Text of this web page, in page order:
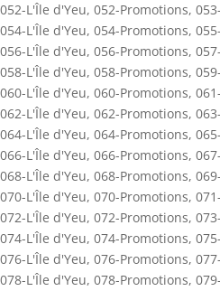
052-L'Île d'Yeu, 052-Promotions,
054-L'Île d'Yeu, 054-Promotions,
056-L'Île d'Yeu, 056-Promotions,
058-L'Île d'Yeu, 058-Promotions,
060-L'Île d'Yeu, 060-Promotions,
062-L'Île d'Yeu, 062-Promotions,
064-L'Île d'Yeu, 064-Promotions,
066-L'Île d'Yeu, 066-Promotions,
068-L'Île d'Yeu, 068-Promotions,
070-L'Île d'Yeu, 070-Promotions,
072-L'Île d'Yeu, 072-Promotions,
074-L'Île d'Yeu, 074-Promotions,
076-L'Île d'Yeu, 076-Promotions,
078-L'Île d'Yeu, 078-Promotions,